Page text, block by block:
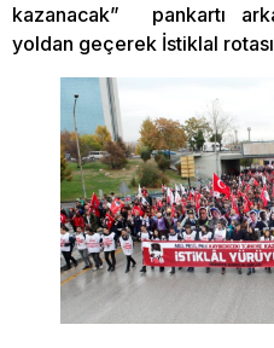
kazanacak” pankartı
yoldan geçerek İstiklal